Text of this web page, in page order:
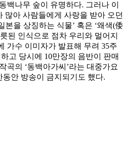
백나무 숲이 유명하다. 그러나 이
많아 사람들에게 사랑을 받아 오던
본을 상징하는 식물’ 혹은 ‘왜색(倭
된 인식으로 점차 우리와 멀어지
가수 이미자가 발표해 무려 35주
고 당시에 10만장의 음반이 판매
곡의 ‘동백아가씨’라는 대중가요
안 방송이 금지되기도 했다.